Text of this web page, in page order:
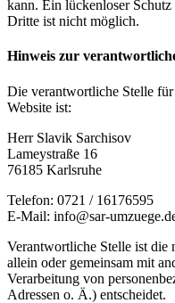
kann. Ein lückenloser
Dritte ist nicht möglich.
Hinweis zur
Die verantwortliche Stelle
Website ist:
Herr Slavik Sarchisov
Lameystraße 16
76185 Karlsruhe
Telefon: 0721 / 16176595
E-Mail: info@sar-
Verantwortliche Stelle ist die
allein oder gemeinsam mit
Verarbeitung von
Adressen o. Ä.) entscheidet.